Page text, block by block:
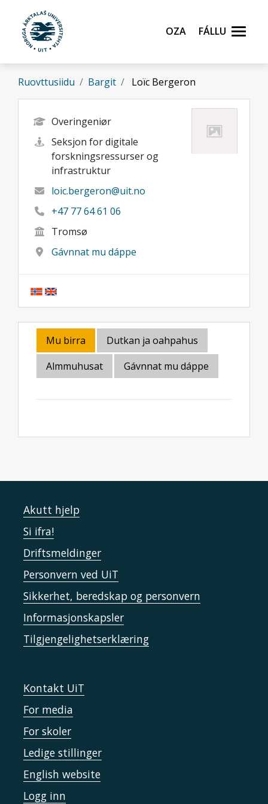
Gå til hovedinnhold
Oza
Fállu
Ruovttusiidu Bargit Loïc Bergeron
Overingeniør
Seksjon for digitale
forskningsressurser og
infrastruktur
loic.bergeron@uit.no
+47 77 64 61 06
Tromsø
Gávnnat mu dáppe
Mu birra
Dutkan ja oahpahus
Almmuhusat
Gávnnat mu dáppe
Akutt hjelp
Si ifra!
Driftsmeldinger
Personvern ved UiT
Sikkerhet, beredskap og personvern
Informasjonskapsler
Tilgjengelighetserklæring
Kontakt UiT
For media
For skoler
Ledige stillinger
English website
Logg inn